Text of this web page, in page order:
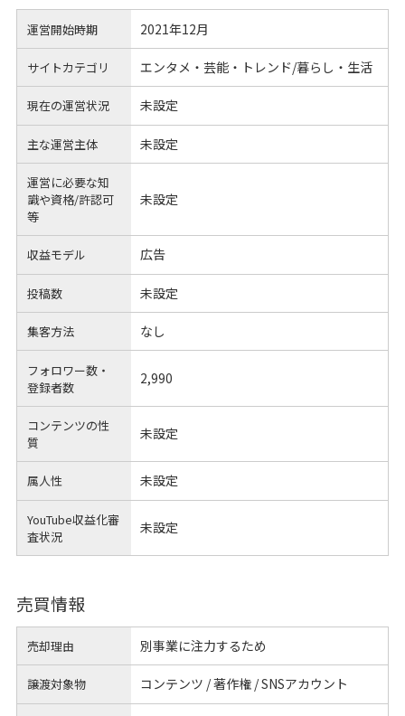
運営開始時期 2021年12月
サイトカテゴリ エンタメ・芸能・トレンド/暮らし・生活
現在の運営状況 未設定
主な運営主体 未設定
運営に必要な知
識や資格/許認可
等
未設定
収益モデル 広告
投稿数 未設定
集客方法 なし
フォロワー数・
登録者数
2,990
コンテンツの性
質
未設定
属人性 未設定
YouTube収益化審
査状況
未設定
売買情報
売却理由 別事業に注力するため
譲渡対象物 コンテンツ / 著作権 / SNSアカウント